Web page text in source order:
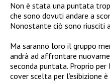
Non è stata una puntata
che sono dovuti andare a
Nonostante ciò sono riusciti
Ma saranno loro il gruppo
andrà ad affrontare
seconda puntata. Proprio
cover scelta per l’esibizione